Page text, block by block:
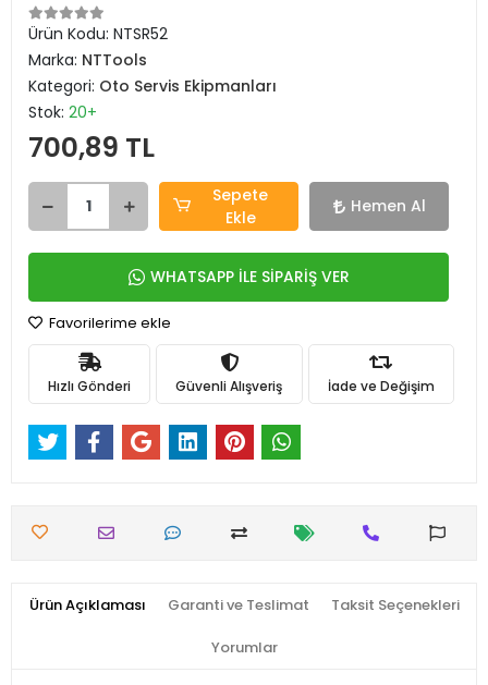
Ürün Kodu: NTSR52
Marka: NTTools
Kategori: Oto Servis Ekipmanları
Stok: 20+
700,89 TL
Sepete
Ekle
Hemen Al
WHATSAPP İLE SİPARİŞ VER
Favorilerime ekle
Hızlı Gönderi Güvenli Alışveriş İade ve Değişim
Ürün Açıklaması Garanti ve Teslimat Taksit Seçenekleri
Yorumlar